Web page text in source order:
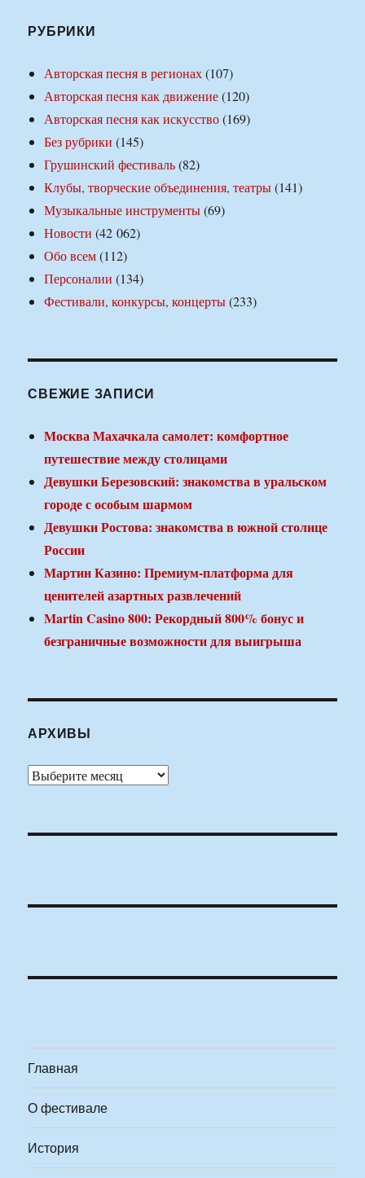
РУБРИКИ
Авторская песня в регионах(107)
Авторская песня как движение(120)
Авторская песня как искусство(169)
Без рубрики (145)
Грушинский фестиваль(82)
Клубы, творческие объединения, театры(141)
Музыкальные инструменты(69)
Новости (42 062)
Обо всем(112)
Персоналии (134)
Фестивали, конкурсы, концерты(233)
СВЕЖИЕ ЗАПИСИ
Москва Махачкала самолет: комфортное
путешествие между столицами
Девушки Березовский: знакомства в уральском
городе с особым шармом
Девушки Ростова: знакомства в южной столице
России
Мартин Казино: Премиум-платформа для
ценителей азартных развлечений
Martin Casino 800: Рекордный 800% бонус и
безграничные возможности для выигрыша
АРХИВЫ
Архивы
Главная
О фестивале
История